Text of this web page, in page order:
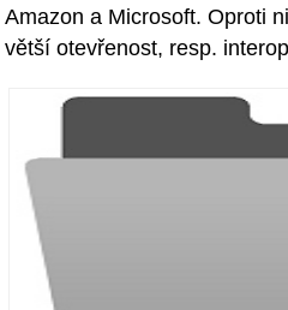
Amazon a Microsoft. Oproti
větší otevřenost, resp.